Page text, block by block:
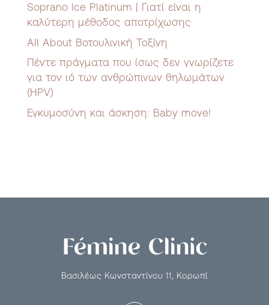
Soprano Ice Platinum | Γιατί είναι η
καλύτερη μέθοδος αποτρίχωσης
All About Βοτουλινική Τοξίνη
Πέντε πράγματα που ίσως δεν γνωρίζετε
για τον ιό των ανθρώπινων θηλωμάτων
(HPV)
Εγκυμοσύνη και άσκηση: Baby move!
Βασιλέως Κωνσταντίνου 11, Κορωπί